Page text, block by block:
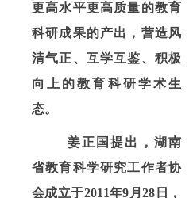
更高水平更高质量的教育
科研成果的产出，营造风
清气正、互学互鉴、积极
向上的教育科研学术生
态。
姜正国提出，湖南
省教育科学研究工作者协
会成立于2011年9 月28 日，